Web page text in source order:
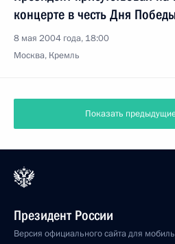
концерте в честь Дня Победы
8 мая 2004 года, 18:00
Москва, Кремль
Показать
Президент России
Версия официального сайта для